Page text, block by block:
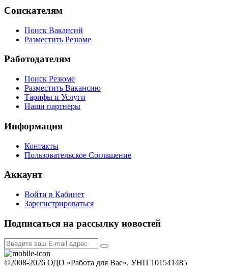
Соискателям
Поиск Вакансий
Разместить Резюме
Работодателям
Поиск Резюме
Разместить Вакансию
Тарифы и Услуги
Наши партнеры
Информация
Контакты
Пользовательское Соглашение
Аккаунт
Войти в Кабинет
Зарегистрироваться
Подписаться на рассылку новостей
©2008-2026 ОДО «Работа для Вас», УНП 101541485